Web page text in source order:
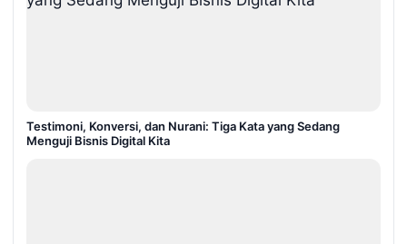
Testimoni, Konversi, dan Nurani: Tiga Kata yang Sedang
Menguji Bisnis Digital Kita